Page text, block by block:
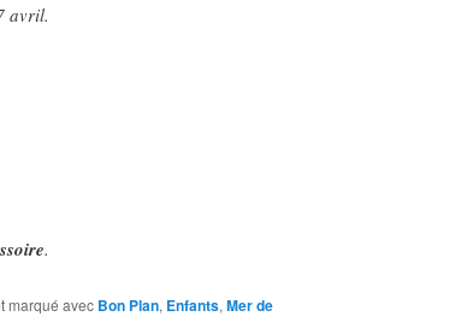
avril.
.
marqué avec Bon Plan, Enfants, Mer de